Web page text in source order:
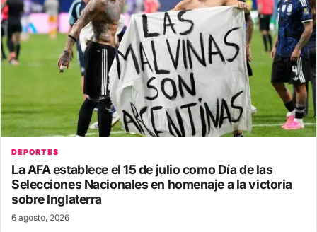
DEPORTES
La AFA establece el 15 de julio como Día de las
Selecciones Nacionales en homenaje a la victoria
sobre Inglaterra
6 agosto, 2026